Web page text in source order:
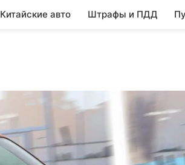
Китайские авто Штрафы и ПДД